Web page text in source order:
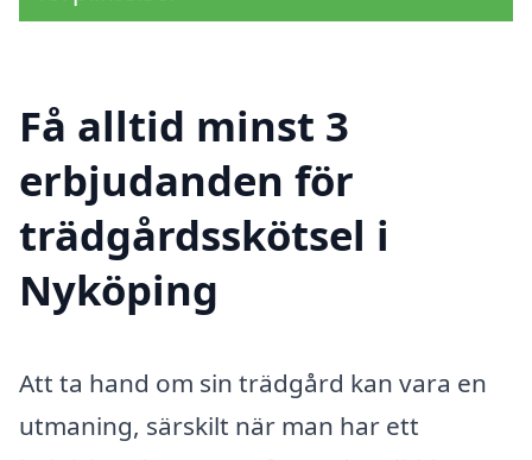
Få alltid minst 3
erbjudanden för
trädgårdsskötsel i
Nyköping
Att ta hand om sin trädgård kan vara en
utmaning, särskilt när man har ett